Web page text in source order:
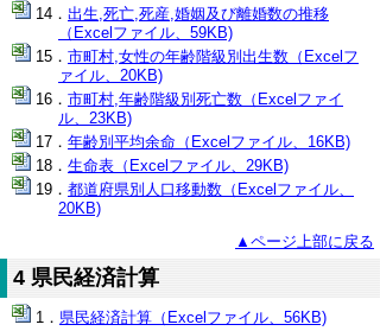
出生,死亡,死産,婚姻及び離婚数の推移
（Excelファイル、59KB)
市町村,女性の年齢階級別出生数（Excelフ
ァイル、20KB)
市町村,年齢階級別死亡数（Excelファイ
ル、23KB)
年齢別平均余命（Excelファイル、16KB)
生命表（Excelファイル、29KB)
都道府県別人口移動数（Excelファイル、
20KB)
▲ページ上部に戻る
4 県民経済計算
県民経済計算（Excelファイル、56KB)